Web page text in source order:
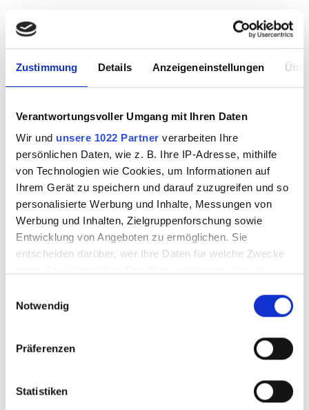
Zustimmung Details Anzeigeneinstellungen
Verantwortungsvoller Umgang mit Ihren Daten
Wir und unsere 1022 Partner verarbeiten Ihre
persönlichen Daten, wie z. B. Ihre IP-Adresse, mithilfe
von Technologien wie Cookies, um Informationen auf
Ihrem Gerät zu speichern und darauf zuzugreifen und so
personalisierte Werbung und Inhalte, Messungen von
Werbung und Inhalten, Zielgruppenforschung sowie
Entwicklung von Angeboten zu ermöglichen. Sie
entscheiden darüber, wer Ihre Daten für welche Zwecke
Trigger Symbol ändern oder widerrufen
Informationen über Ihre geografische Lage
können
Notwendig
Präferenzen
Statistiken
65 PKW Parkplätze
100 Restaurant Sitzplätze
50 Biergarten Sitzplätze
Terrasse/Biergarten
Hotel
Tankstelle
Elektrotankstelle
LNG-Tankstelle